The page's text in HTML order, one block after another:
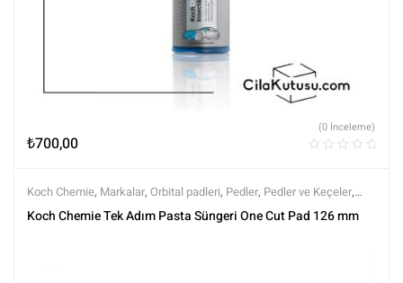
₺700,00
(0 İnceleme)
Koch Chemie, Markalar, Orbital padleri, Pedler, Pedler ve Keçeler,
Polisaj,Polisaj ve Parlatma,Tüm Ürünler, Tüm Ürünler
Koch Chemie Tek Adım Pasta Süngeri One Cut Pad 126 mm